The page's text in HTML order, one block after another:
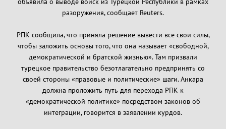
разоружения, сообщает Reuters.
РПК сообщила, что приняла решение вывести все свои силы,
чтобы заложить основы того, что она называет «свободной,
демократической и братской жизнью». Там призвали
турецкое правительство безотлагательно предпринять со
своей стороны «правовые и политические» шаги. Анкара
должна проложить путь для перехода РПК к
«демократической политике» посредством законов об
интеграции, говорится в заявлении курдов.